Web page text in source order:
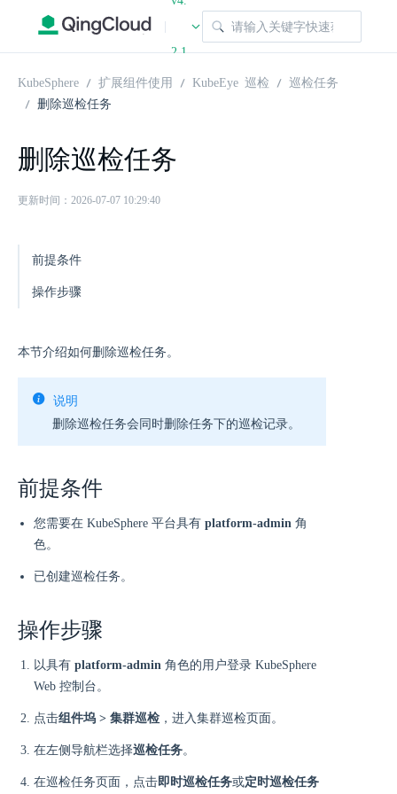
|
2.1
KubeSphere 扩展组件使用 KubeEye 巡检
巡检任务
删除巡检任务
删除巡检任务
更新时间：2026-07-07 10:29:40
前提条件
操作步骤
本节介绍如何删除巡检任务。
说明
删除巡检任务会同时删除任务下的巡检记录。
前提条件
您需要在 KubeSphere 平台具有 platform-admin 角
色。
已创建巡检任务。
操作步骤
以具有 platform-admin 角色的用户登录 KubeSphere
Web 控制台。
点击组件坞 > 集群巡检 ，进入集群巡检页面。
在左侧导航栏选择巡检任务。
在巡检任务页面，点击即时巡检任务或定时巡检任务